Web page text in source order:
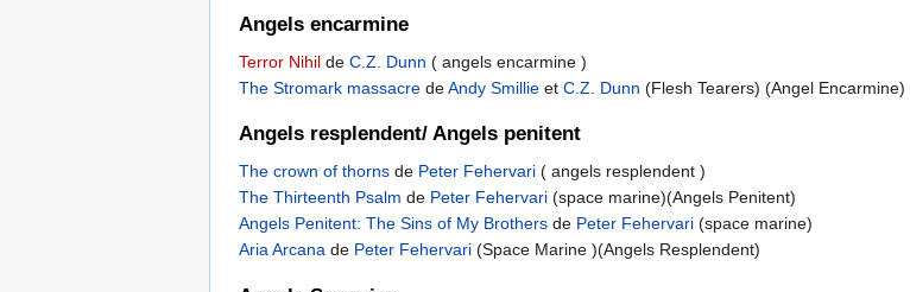
Angels encarmine
Terror Nihil de C.Z. Dunn ( angels encarmine )
The Stromark massacre deAndy Smillie et C.Z. Dunn (Flesh Tearers) (Angel Encarmine)
Angels resplendent/ Angels penitent
The crown of thorns de Peter Fehervari ( angels resplendent )
The Thirteenth Psalm de Peter Fehervari (space marine)(Angels Penitent)
Angels Penitent: The Sins of My Brothers de Peter Fehervari (space marine)
Aria Arcana de Peter Fehervari (Space Marine )(Angels Resplendent)